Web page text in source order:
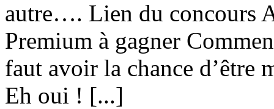
autre…. Lien du concours
Premium à gagner
faut avoir la chance d’être
Eh oui ! [...]